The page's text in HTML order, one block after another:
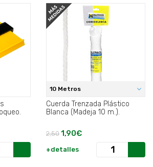
10 Metros
Cuerda Trenzada Plástico
Blanca (Madeja 10 m.).
2,50 1,90€
+detalles